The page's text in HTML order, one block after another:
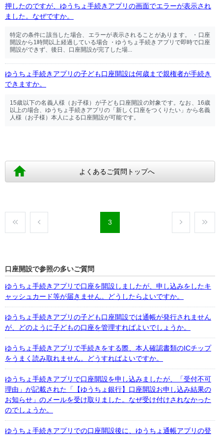
押したのですが、ゆうちょ手続きアプリの画面でエラーが表示され
ました。なぜですか。
特定の条件に該当した場合、エラーが表示されることがあります。 ・口座
開設から1時間以上経過している場合 ・ゆうちょ手続きアプリで即時で口座
開設ができず、後日、口座開設が完了した場...
ゆうちょ手続きアプリの子ども口座開設は何歳まで親権者が手続き
できますか。
15歳以下の名義人様（お子様）が子ども口座開設の対象です。なお、16歳
以上の場合、ゆうちょ手続きアプリの「新しく口座をつくりたい」から名義
人様（お子様）本人による口座開設が可能です。
よくあるご質問トップへ
3
口座開設で参照の多いご質問
ゆうちょ手続きアプリで口座を開設しましたが、申し込みをしたキ
ャッシュカード等が届きません。どうしたらよいですか。
ゆうちょ手続きアプリの子ども口座開設では通帳が発行されません
が、どのように子どもの口座を管理すればよいでしょうか。
ゆうちょ手続きアプリで手続きをする際、本人確認書類のICチップ
をうまく読み取れません。どうすればよいですか。
ゆうちょ手続きアプリで口座開設を申し込みましたが、「受付不可
理由」が記載された「【ゆうちょ銀行】口座開設お申し込み結果の
お知らせ」のメールを受け取りました。なぜ受け付けされなかった
のでしょうか。
ゆうちょ手続きアプリでの口座開設後に、ゆうちょ通帳アプリの登